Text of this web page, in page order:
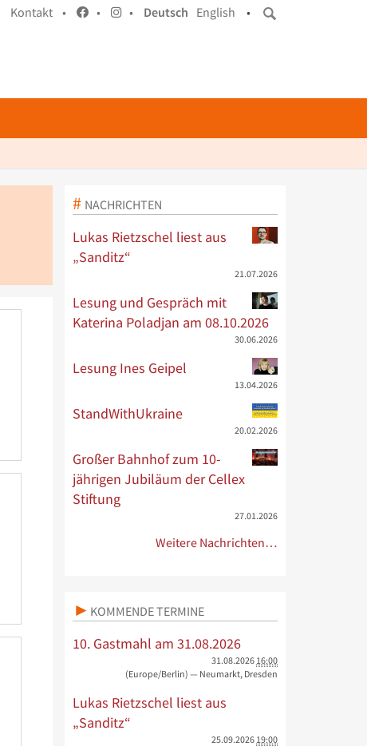
Kontakt • • • Deutsch English •
NACHRICHTEN
Lukas Rietzschel liest aus
„Sanditz“
21.07.2026
Lesung und Gespräch mit
Katerina Poladjan am 08.10.2026
30.06.2026
Lesung Ines Geipel
13.04.2026
StandWithUkraine
20.02.2026
Großer Bahnhof zum 10-
jährigen Jubiläum der Cellex
Stiftung
27.01.2026
Weitere Nachrichten…
KOMMENDE TERMINE
10. Gastmahl am 31.08.2026
31.08.2026 16:00
(Europe/Berlin) — Neumarkt, Dresden
Lukas Rietzschel liest aus
„Sanditz“
25.09.2026 19:00